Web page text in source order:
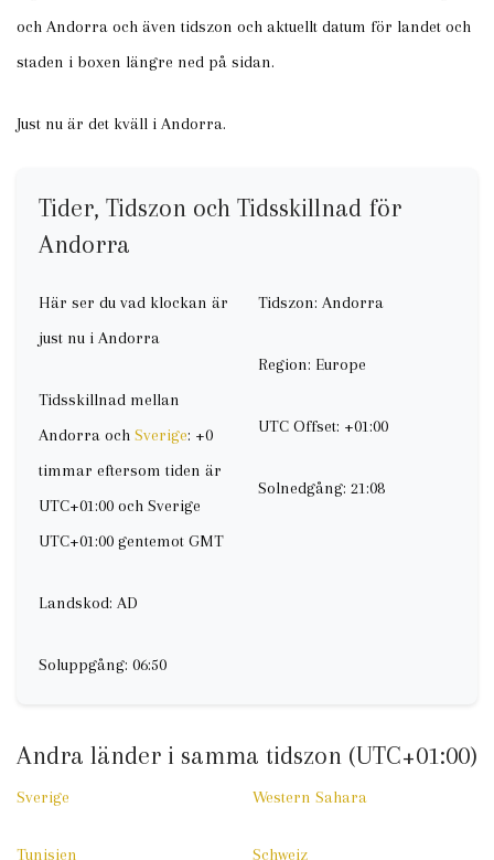
och Andorra och även tidszon och aktuellt datum för landet och
staden i boxen längre ned på sidan.
Just nu är det kväll i Andorra.
Tider, Tidszon och Tidsskillnad för
Andorra
Här ser du vad klockan är
just nu i Andorra
Tidsskillnad mellan
Andorra och Sverige: +0
timmar eftersom tiden är
UTC+01:00 och Sverige
UTC+01:00 gentemot GMT
Landskod: AD
Soluppgång: 06:50
Tidszon: Andorra
Region: Europe
UTC Offset: +01:00
Solnedgång: 21:08
Andra länder i samma tidszon (UTC+01:00)
Sverige Western Sahara
Tunisien Schweiz